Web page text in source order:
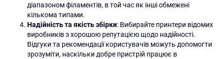
діапазоном філаментів, в той час як інші обмежені
кількома типами.
Надійність та якість збірки: Вибирайте принтери відомих
виробників з хорошою репутацією щодо надійності.
Відгуки та рекомендації користувачів можуть допомогти
зрозуміти, наскільки добре пристрій працює в